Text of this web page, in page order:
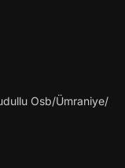
Osb/Ümraniye/